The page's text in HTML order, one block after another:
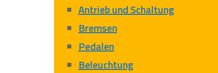
Antrieb und Schaltung
Bremsen
Pedalen
Beleuchtung